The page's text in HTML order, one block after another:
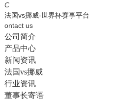
C
法国vs挪威-世界杯赛事平台
ontact us
公司简介
产品中心
新闻资讯
法国vs挪威
行业资讯
董事长寄语